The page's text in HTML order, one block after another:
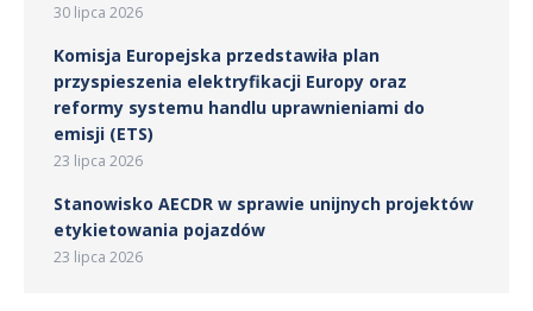
30 lipca 2026
Komisja Europejska przedstawiła plan
przyspieszenia elektryfikacji Europy oraz
reformy systemu handlu uprawnieniami do
emisji (ETS)
23 lipca 2026
Stanowisko AECDR w sprawie unijnych projektów
etykietowania pojazdów
23 lipca 2026